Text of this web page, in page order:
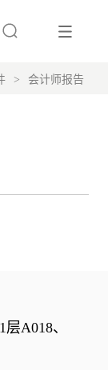
> 会计师报告
A018、